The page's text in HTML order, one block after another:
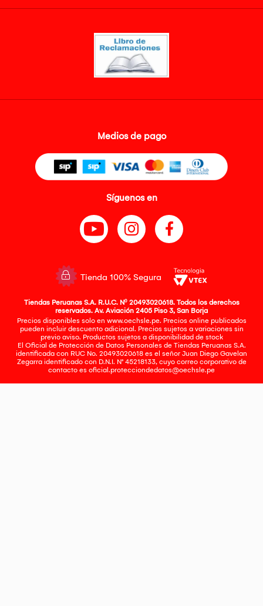
Medios de pago
Síguenos en
Tienda 100% Segura
Tiendas Peruanas S.A. R.U.C. Nº 20493020618. Todos los derechos
reservados. Av. Aviación 2405 Piso 3, San Borja
Precios disponibles solo en www.oechsle.pe. Precios online publicados
pueden incluir descuento adicional. Precios sujetos a variaciones sin
previo aviso. Productos sujetos a disponibilidad de stock
El Oficial de Protección de Datos Personales de Tiendas Peruanas S.A.
identificada con RUC No. 20493020618 es el señor Juan Diego Gavelan
Zegarra identificado con D.N.I. N° 45218133, cuyo correo corporativo de
contacto es oficial.protecciondedatos@oechsle.pe